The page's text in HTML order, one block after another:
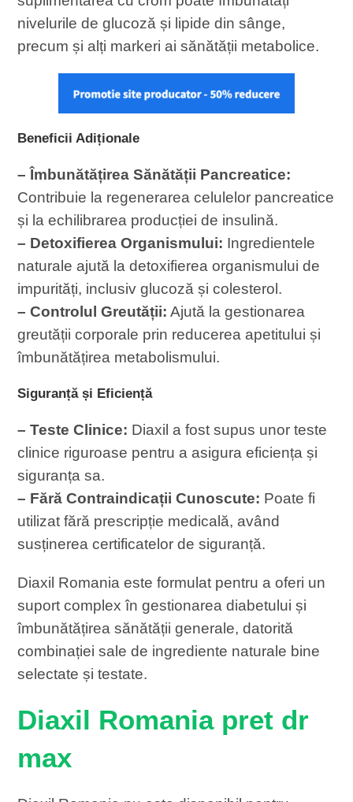
nivelurile de glucoză și lipide din sânge,
precum și alți markeri ai sănătății metabolice.
Beneficii Adiționale
– Îmbunătățirea Sănătății Pancreatice:
Contribuie la regenerarea celulelor pancreatice
și la echilibrarea producției de insulină.
– Detoxifierea Organismului: Ingredientele
naturale ajută la detoxifierea organismului de
impurități, inclusiv glucoză și colesterol.
– Controlul Greutății: Ajută la gestionarea
greutății corporale prin reducerea apetitului și
îmbunătățirea metabolismului.
Siguranță și Eficiență
– Teste Clinice: Diaxil a fost supus unor teste
clinice riguroase pentru a asigura eficiența și
siguranța sa.
– Fără Contraindicații Cunoscute: Poate fi
utilizat fără prescripție medicală, având
susținerea certificatelor de siguranță.
Diaxil Romania este formulat pentru a oferi un
suport complex în gestionarea diabetului și
îmbunătățirea sănătății generale, datorită
combinației sale de ingrediente naturale bine
selectate și testate.
Diaxil Romania pret dr
max